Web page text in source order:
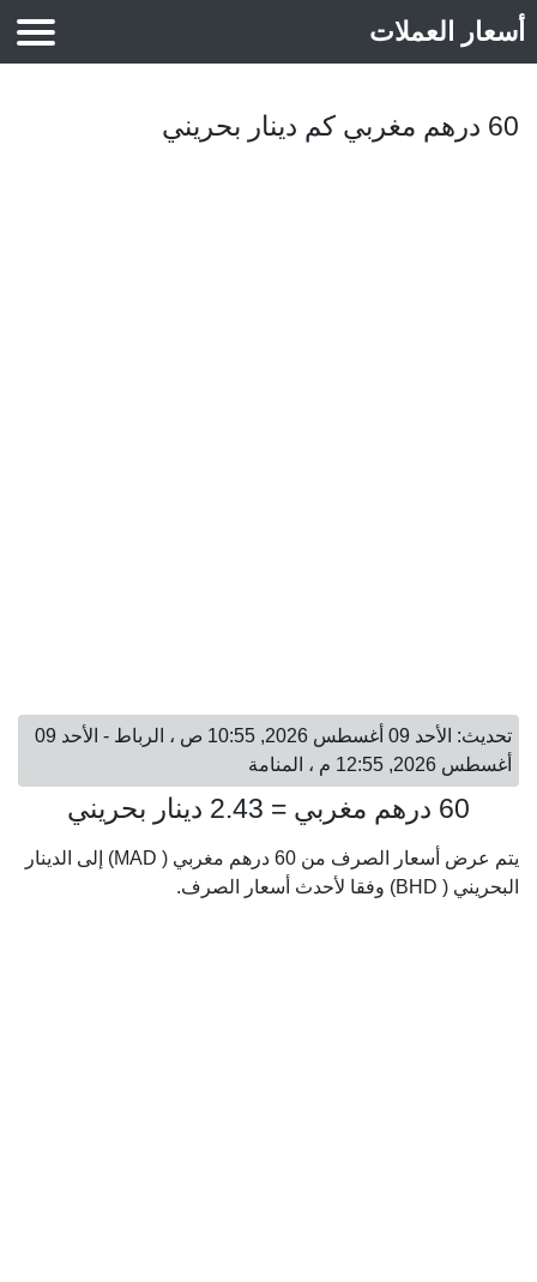
أسعار العملات
60 درهم مغربي كم دينار بحريني
تحديث: الأحد 09 أغسطس 2026, 10:55 ص ، الرباط - الأحد 09
أغسطس 2026, 12:55 م ، المنامة
60 درهم مغربي = 2.43 دينار بحريني
يتم عرض أسعار الصرف من 60 درهم مغربي ( MAD) إلى الدينار
البحريني ( BHD) وفقا لأحدث أسعار الصرف.